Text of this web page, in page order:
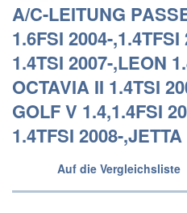
A/C-LEITUNG
1.6FSI 2004-
1.4TSI 2007-,LEON
OCTAVIA II 1.4TSI
GOLF V 1.4,1.4FSI
1.4TFSI 2008-
Auf die Vergleichsliste